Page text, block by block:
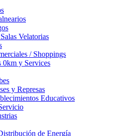
Velatorias
/ Shoppings
0km y Services
y Represas
Educativos
de Energía